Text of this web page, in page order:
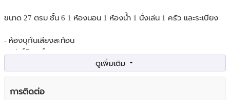
ขนาด 27 ตรม ชั้น 6 1 ห้องนอน 1 ห้องน้ำ 1 นั่งเล่น 1 ครัว และระเบียง
- ห้องบุกันเสียงสะท้อน
- เฟอร์นิเจอร์
เตียง โซฟา โต๊ะกินข้าว เคาน์เตอร์ครัว ตู้เย็น
การติดต่อ